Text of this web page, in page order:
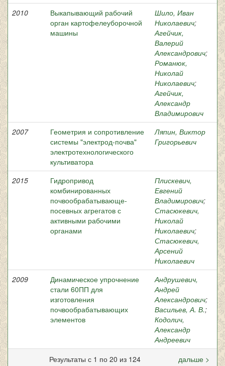
2010
Выкапывающий рабочий
орган картофелеуборочной
машины
Шило, Иван
Николаевич;
Агейчик,
Валерий
Александрович;
Романюк,
Николай
Николаевич;
Агейчик,
Александр
Владимирович
2007
Геометрия и сопротивление
системы "электрод-почва"
электротехнологического
культиватора
Ляпин, Виктор
Григорьевич
2015
Гидропривод
комбинированных
почвообрабатывающе-
посевных агрегатов с
активными рабочими
органами
Плискевич,
Евгений
Владимирович;
Стасюкевич,
Николай
Николаевич;
Стасюкевич,
Арсений
Николаевич
2009
Динамическое упрочнение
стали 60ПП для
изготовления
почвообрабатывающих
элементов
Андрушевич,
Андрей
Александрович;
Васильев, А. В.;
Кодолич,
Александр
Андреевич
Результаты с 1 по 20 из 124
дальше >